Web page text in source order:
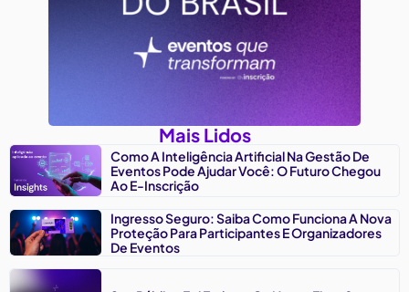
Mais Lidos
Como A Inteligência Artificial Na Gestão De
Eventos Pode Ajudar Você: O Futuro Chegou
Ao E-Inscrição
Ingresso Seguro: Saiba Como Funciona A Nova
Proteção Para Participantes E Organizadores
De Eventos